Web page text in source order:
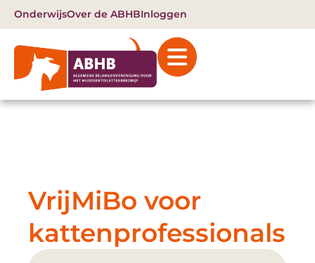
OnderwijsOver de ABHBInloggen
VrijMiBo voor
kattenprofessionals